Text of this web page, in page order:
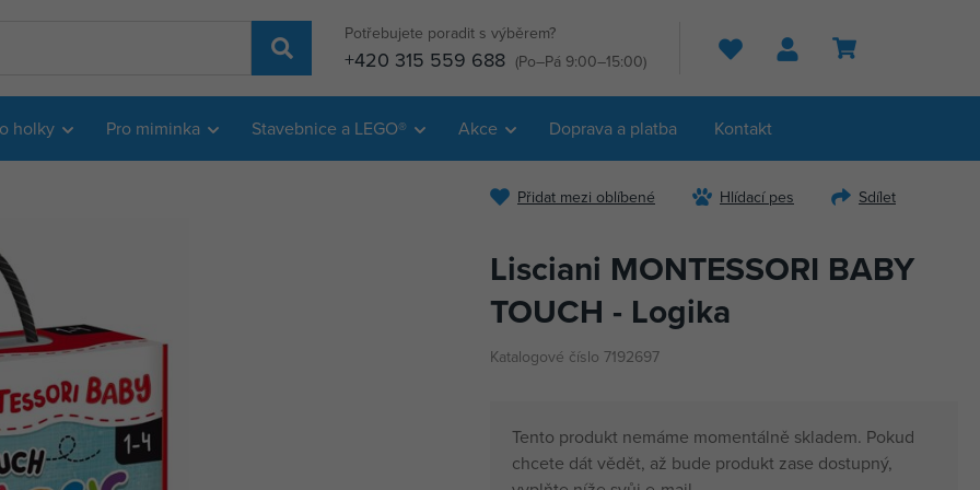
Potřebujete poradit s výběrem?
+420 315 559 688 (Po–Pá 9:00–15:00) Hledat
holky Pro miminka Stavebnice a LEGO® Akce Doprava a platba Kontakt
Přidat mezi oblíbené Hlídací pes Sdílet
Lisciani MONTESSORI BABY
TOUCH - Logika
Katalogové číslo 7192697
Tento produkt nemáme momentálně skladem. Pokud
chcete dát vědět, až bude produkt zase dostupný,